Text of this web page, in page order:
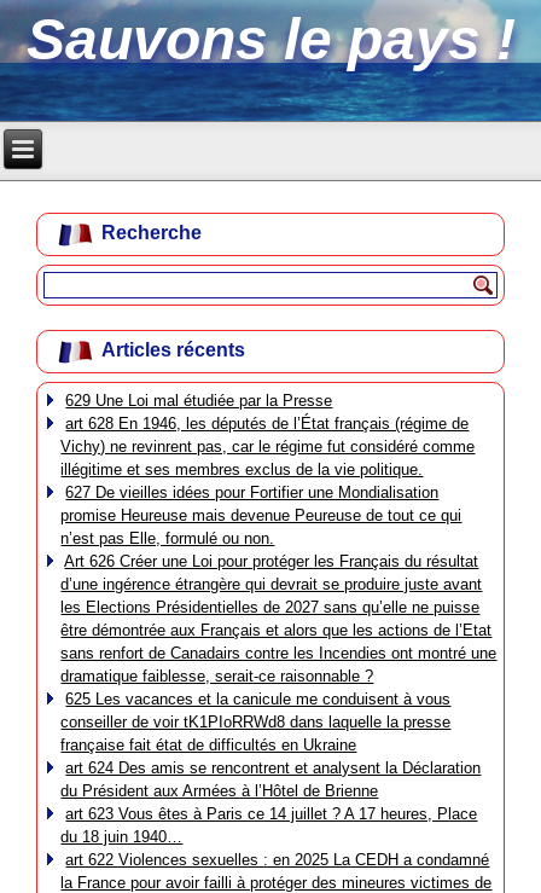
Sauvons le pays !
Recherche
Articles récents
629 Une Loi mal étudiée par la Presse
art 628 En 1946, les députés de l’État français (régime de
Vichy) ne revinrent pas, car le régime fut considéré comme
illégitime et ses membres exclus de la vie politique.
627 De vieilles idées pour Fortifier une Mondialisation
promise Heureuse mais devenue Peureuse de tout ce qui
n’est pas Elle, formulé ou non.
Art 626 Créer une Loi pour protéger les Français du résultat
d’une ingérence étrangère qui devrait se produire juste avant
les Elections Présidentielles de 2027 sans qu’elle ne puisse
être démontrée aux Français et alors que les actions de l’Etat
sans renfort de Canadairs contre les Incendies ont montré une
dramatique faiblesse, serait-ce raisonnable ?
625 Les vacances et la canicule me conduisent à vous
conseiller de voir tK1PIoRRWd8 dans laquelle la presse
française fait état de difficultés en Ukraine
art 624 Des amis se rencontrent et analysent la Déclaration
du Président aux Armées à l’Hôtel de Brienne
art 623 Vous êtes à Paris ce 14 juillet ? A 17 heures, Place
du 18 juin 1940…
art 622 Violences sexuelles : en 2025 La CEDH a condamné
la France pour avoir failli à protéger des mineures victimes de